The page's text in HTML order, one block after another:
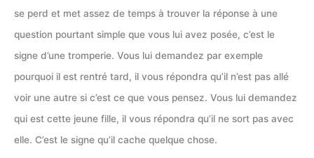
se perd et met assez de temps à trouver la réponse à une
question pourtant simple que vous lui avez posée, c’est le
signe d’une tromperie. Vous lui demandez par exemple
pourquoi il est rentré tard, il vous répondra qu’il n’est pas allé
voir une autre si c’est ce que vous pensez. Vous lui demandez
qui est cette jeune fille, il vous répondra qu’il ne sort pas avec
elle. C’est le signe qu’il cache quelque chose.